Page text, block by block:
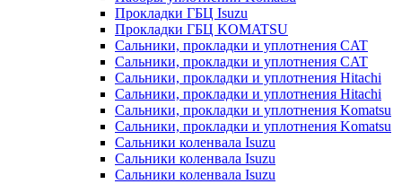
Прокладки ГБЦ Isuzu
Прокладки ГБЦ KOMATSU
Сальники, прокладки и уплотнения CAT
Сальники, прокладки и уплотнения CAT
Сальники, прокладки и уплотнения Hitachi
Сальники, прокладки и уплотнения Hitachi
Сальники, прокладки и уплотнения Komatsu
Сальники, прокладки и уплотнения Komatsu
Сальники коленвала Isuzu
Сальники коленвала Isuzu
Сальники коленвала Isuzu